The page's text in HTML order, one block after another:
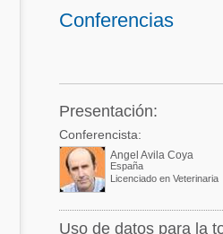
Micotoxinas
Avicultura
Porcicultura
Comunidades en portugués
Avicultura
Porcicultura
Ganadería
Conferencias
Presentación:
Conferencista:
Angel Avila Coya
España
Licenciado en Veterinaria
Uso de datos para la